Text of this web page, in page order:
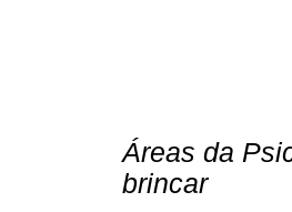
Áreas da
brincar